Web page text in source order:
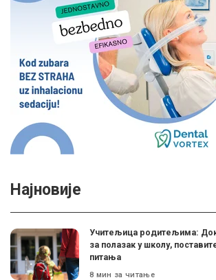
Најновије
Учитељица родитељима:
за полазак у школу,
питања
8 мин за читање